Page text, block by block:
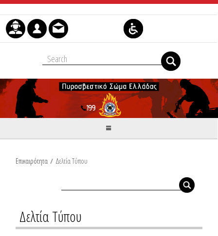
Μετάβαση στο περιεχόμενο
Επικαιρότητα / Δελτία Τύπου
Δελτία Τύπου